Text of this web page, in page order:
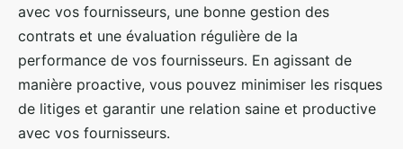
avec vos fournisseurs, une bonne gestion des
contrats et une évaluation régulière de la
performance de vos fournisseurs. En agissant de
manière proactive, vous pouvez minimiser les risques
de litiges et garantir une relation saine et productive
avec vos fournisseurs.